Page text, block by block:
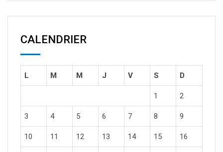
CALENDRIER
L M M J V S D
1 2
3 4 5 6 7 8 9
10 11 12 13 14 15 16